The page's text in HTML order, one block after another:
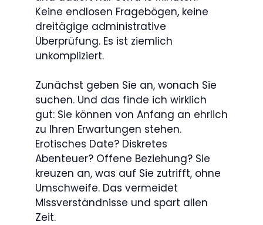
Keine endlosen Fragebögen, keine
dreitägige administrative
Überprüfung. Es ist ziemlich
unkompliziert.
Zunächst geben Sie an, wonach Sie
suchen. Und das finde ich wirklich
gut: Sie können von Anfang an ehrlich
zu Ihren Erwartungen stehen.
Erotisches Date? Diskretes
Abenteuer? Offene Beziehung? Sie
kreuzen an, was auf Sie zutrifft, ohne
Umschweife. Das vermeidet
Missverständnisse und spart allen
Zeit.